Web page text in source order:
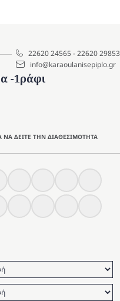
22620 24565-22620 29853
info@karaoulanisepiplo.gr
-1ράφι
ΔΕΙΤΕ ΤΗΝ ΔΙΑΘΕΣΙΜΟΤΗΤΑ